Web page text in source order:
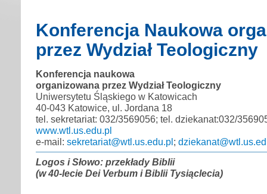
Konferencja Naukowa
przez Wydział Teologiczny
Konferencja naukowa
organizowana przez Wydział Teologiczny
Uniwersytetu Śląskiego w Katowicach
40-043 Katowice, ul. Jordana 18
tel. sekretariat: 032/3569056; tel. dziekanat:032/
www.wtl.us.edu.pl
e-mail: sekretariat@wtl.us.edu.pl;
Logos i Słowo: przekłady Biblii
(w 40-lecie Dei Verbum i Biblii Tysiąclecia)